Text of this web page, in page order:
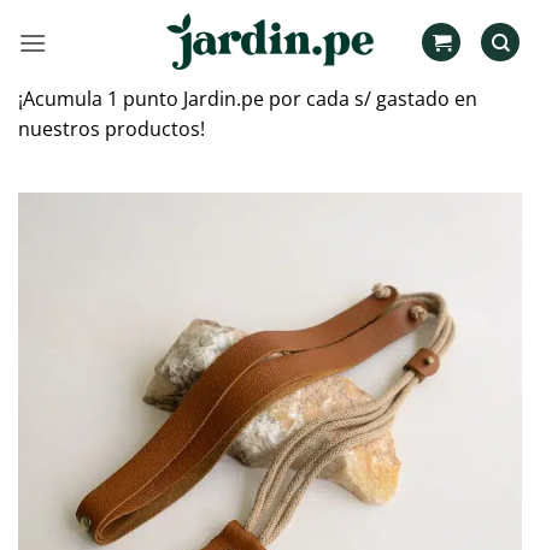
¡Acumula 1 punto Jardin.pe por cada s/ gastado en
nuestros productos!